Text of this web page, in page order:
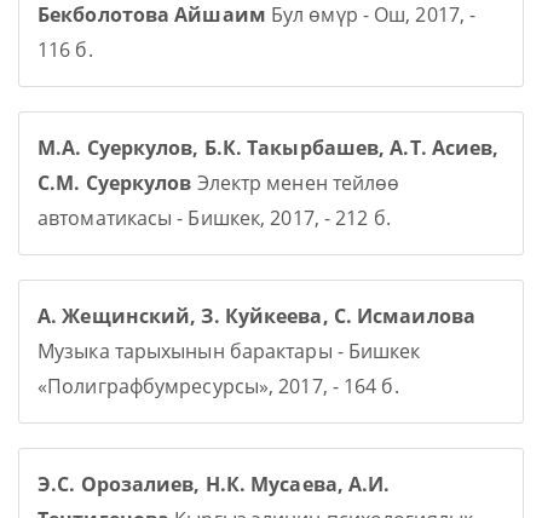
Бекболотова Айшаим Бул өмүр - Ош, 2017, -
116 б.
М.А. Суеркулов, Б.К. Такырбашев, А.Т. Асиев,
С.М. Суеркулов Электр менен тейлөө
автоматикасы - Бишкек, 2017, - 212 б.
А. Жещинский, З. Куйкеева, С. Исмаилова
Музыка тарыхынын барактары - Бишкек
«Полиграфбумресурсы», 2017, - 164 б.
Э.С. Орозалиев, Н.К. Мусаева, А.И.